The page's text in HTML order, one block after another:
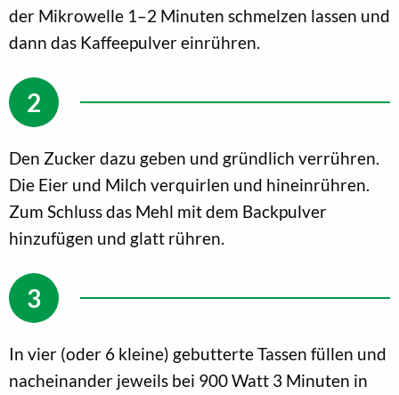
der Mikrowelle 1–2 Minuten schmelzen lassen und
dann das Kaffeepulver einrühren.
Den Zucker dazu geben und gründlich verrühren.
Die Eier und Milch verquirlen und hineinrühren.
Zum Schluss das Mehl mit dem Backpulver
hinzufügen und glatt rühren.
In vier (oder 6 kleine) gebutterte Tassen füllen und
nacheinander jeweils bei 900 Watt 3 Minuten in